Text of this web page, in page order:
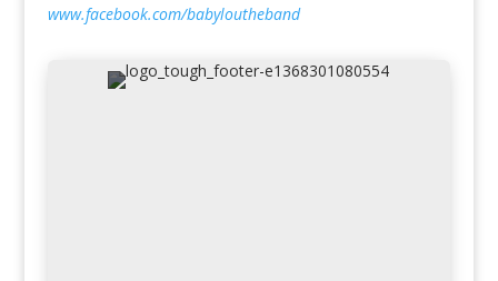
www.facebook.com/babyloutheband